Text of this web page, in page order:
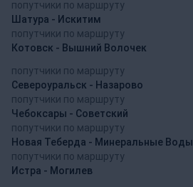
попутчики по маршруту
Шатура - Искитим
попутчики по маршруту
Котовск - Вышний Волочек
попутчики по маршруту
Североуральск - Назарово
попутчики по маршруту
Чебоксары - Советский
попутчики по маршруту
Новая Теберда - Минеральные Воды
попутчики по маршруту
Истра - Могилев